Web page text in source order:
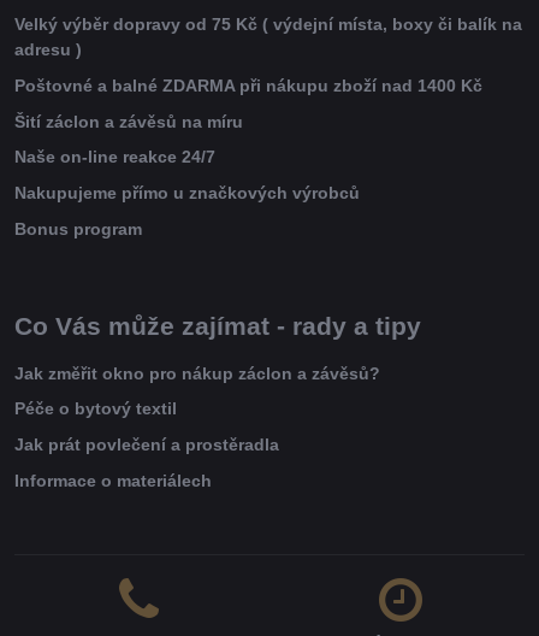
Velký výběr dopravy od 75 Kč ( výdejní místa, boxy či balík na
adresu )
Poštovné a balné ZDARMA při nákupu zboží nad 1400 Kč
Šití záclon a závěsů na míru
Naše on-line reakce 24/7
Nakupujeme přímo u značkových výrobců
Bonus program
Co Vás může zajímat - rady a tipy
Jak změřit okno pro nákup záclon a závěsů?
Péče o bytový textil
Jak prát povlečení a prostěradla
Informace o materiálech